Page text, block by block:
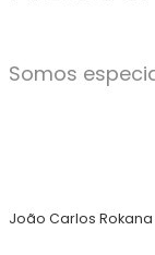
Somos
João Carlos Rokana